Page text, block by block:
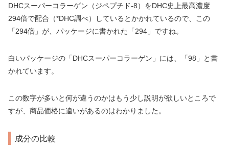
DHCスーパーコラーゲン（ジペプチド-8）をDHC史上最高濃度
294倍で配合（*DHC調べ）しているとかかれているので、この
「294倍」が、パッケージに書かれた「294」ですね。
白いパッケージの「DHCスーパーコラーゲン」には、「98」と書
かれています。
この数字が多いと何が違うのかはもう少し説明が欲しいところで
すが、商品価格に違いがあるのはわかりました。
成分の比較